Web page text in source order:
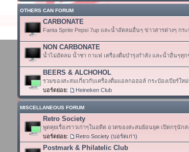
OTHERS CAN FORUM
CARBONATE
Fanta Sprite Pepsi 7up และน้ำอัดลมอื่นๆ ข่าวสารต่างๆ กร
NON CARBONATE
น้ำไม่อัดลม น้ำชา กาแฟ เครื่องดื่มบำรุงกำลัง และน้ำอื่นๆทุ
BEERS & ALCHOHOL
รวมของสะสมเกี่ยวกับเครื่องดื่มแอลกอฮอล์ กระป๋องเบียร์ใหม่
บอร์ดย่อย:
Heineken Club
MISCELLANEOUS FORUM
Retro Society
พูดคุยเรื่องราวเก่าๆในอดีต อวดของสะสมย้อนยุค เปิดกรุนัก
บอร์ดย่อย:
Retro Society (บอร์ดเก่า)
Postmark & Philatelic Club